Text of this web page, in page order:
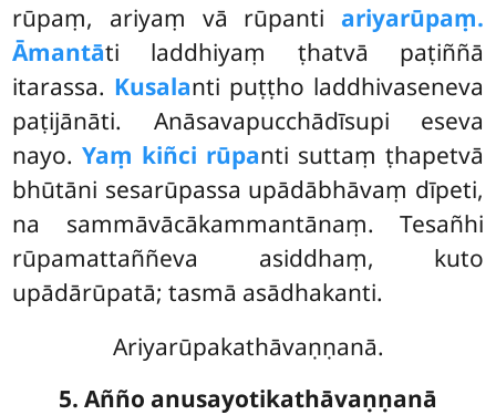
rūpaṃ, ariyaṃ vā rūpanti ariyarūpaṃ.
Āmantāti laddhiyaṃ ṭhatvā paṭiññā
itarassa. Kusalanti puṭṭho laddhivaseneva
paṭijānāti. Anāsavapucchādīsupi eseva
nayo.Yaṃ kiñci rūpanti suttaṃ ṭhapetvā
bhūtāni sesarūpassa upādābhāvaṃ dīpeti,
na sammāvācākammantānaṃ. Tesañhi
rūpamattaññeva asiddhaṃ, kuto
upādārūpatā; tasmā asādhakanti.
Ariyarūpakathāvaṇṇanā.
5. Añño anusayotikathāvaṇṇanā